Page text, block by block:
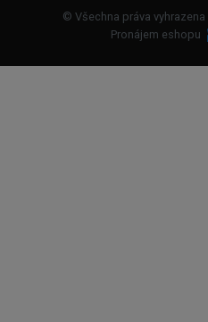
© Všechna práva vyhrazena
Pronájem eshopu